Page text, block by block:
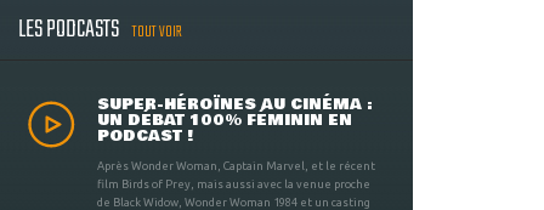
LES PODCASTS TOUT VOIR
SUPER-HÉROÏNES AU CINÉMA :
UN DÉBAT 100% FÉMININ EN
PODCAST !
Après Wonder Woman, Captain Marvel, et le récent
film Birds of Prey, mais aussi avec la venue proche
de Black Widow, Wonder Woman 1984 et un casting